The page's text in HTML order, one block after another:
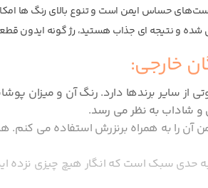
حساس ایمن است و تنوع بالای رنگ ها
شده و نتیجه ای جذاب هستید، رژ گونه ایدون
خارجی:
از سایر برندها دارد. رنگ آن و میزان
شاداب به نظر می رسد.
را به همراه برنزرش استفاده می کنم.
حدی سبک است که انگار هیچ چیزی نزده